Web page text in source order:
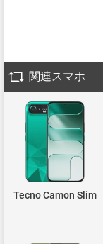
関連スマホ
Tecno Camon Slim